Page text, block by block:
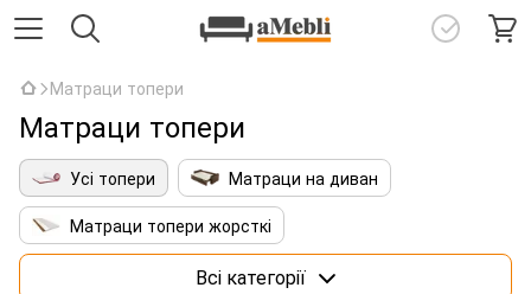
Матраци топери
Матраци топери
Усі топери
Матраци на диван
Матраци топери жорсткі
Матраци топери з кокосовою койрою
Всі категорії